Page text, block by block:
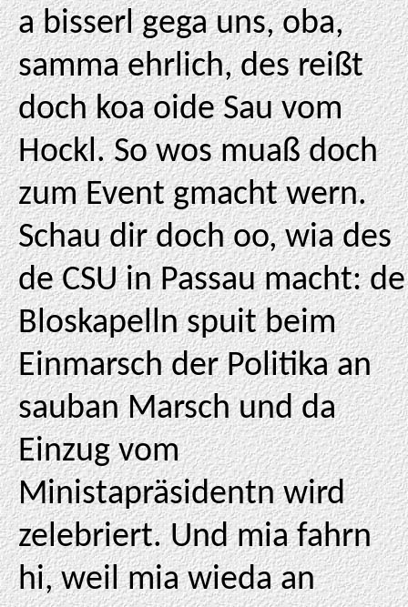
a bisserl gega uns, oba,
samma ehrlich, des reißt
doch koa oide Sau vom
Hockl. So wos muaß doch
zum Event gmacht wern.
Schau dir doch oo, wia des
de CSU in Passau macht: de
Bloskapelln spuit beim
Einmarsch der Politika an
sauban Marsch und da
Einzug vom
Ministapräsidentn wird
zelebriert. Und mia fahrn
hi, weil mia wieda an